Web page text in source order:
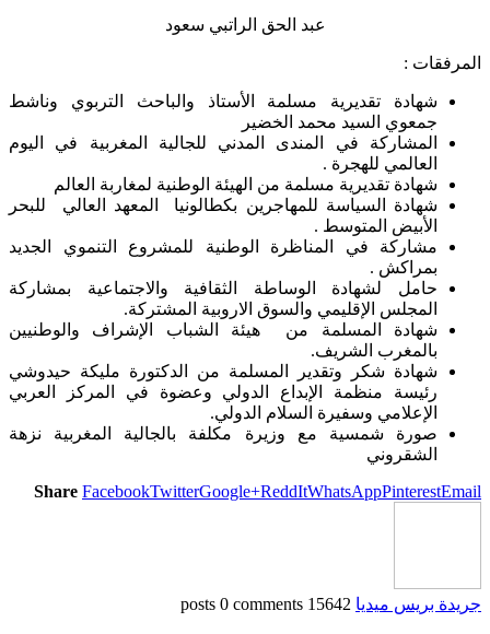
عبد الحق الراتبي سعود
المرفقات :
شهادة تقديرية مسلمة الأستاذ والباحث التربوي وناشط
جمعوي السيد محمد الخضير
المشاركة في المندى المدني للجالية المغربية في اليوم
العالمي للهجرة .
شهادة تقديرية مسلمة من الهيئة الوطنية لمغاربة العالم
شهادة السياسة للمهاجرين بكطالونيا المعهد العالي للبحر
الأبيض المتوسط .
مشاركة في المناظرة الوطنية للمشروع التنموي الجديد
بمراكش .
حامل لشهادة الوساطة الثقافية والاجتماعية بمشاركة
المجلس الإقليمي والسوق الاروبية المشتركة.
شهادة المسلمة من هيئة الشباب الإشراف والوطنيين
بالمغرب الشريف.
شهادة شكر وتقدير المسلمة من الدكتورة مليكة حيدوشي
رئيسة منظمة الإبداع الدولي وعضوة في المركز العربي
الإعلامي وسفيرة السلام الدولي.
صورة شمسية مع وزيرة مكلفة بالجالية المغربية نزهة
الشقروني
Share FacebookTwitterGoogle+ReddItWhatsAppPinterestEmail
جريدة بريس ميديا 15642 posts
0 comments